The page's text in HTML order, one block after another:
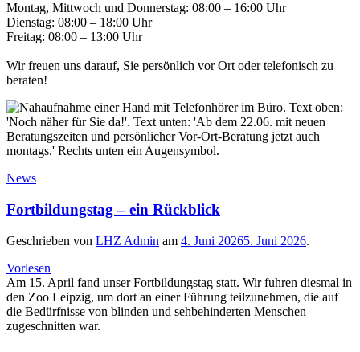
Montag, Mittwoch und Donnerstag: 08:00 – 16:00 Uhr
Dienstag: 08:00 – 18:00 Uhr
Freitag: 08:00 – 13:00 Uhr
Wir freuen uns darauf, Sie persönlich vor Ort oder telefonisch zu
beraten!
News
Fortbildungstag – ein Rückblick
Geschrieben von LHZ Admin am 4. Juni 20265. Juni 2026.
Vorlesen
Am 15. April fand unser Fortbildungstag statt. Wir fuhren diesmal in
den Zoo Leipzig, um dort an einer Führung teilzunehmen, die auf
die Bedürfnisse von blinden und sehbehinderten Menschen
zugeschnitten war.